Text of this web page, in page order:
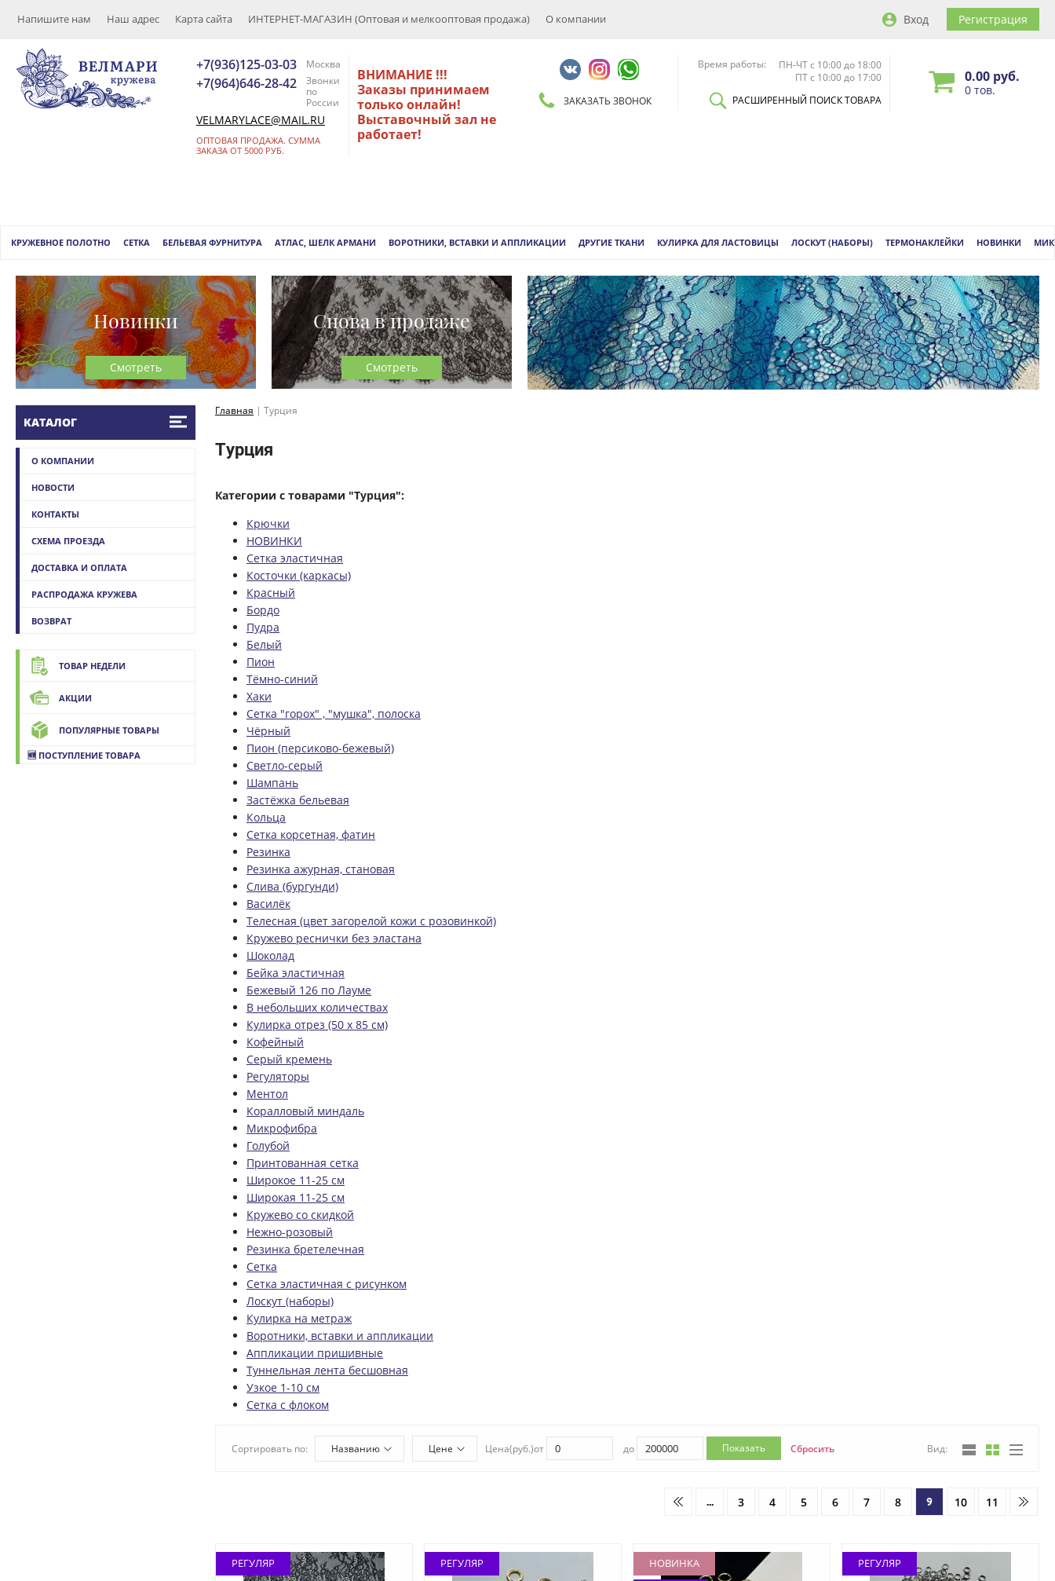
Напишите нам Наш адрес Карта сайта ИНТЕРНЕТ-МАГАЗИН (Оптовая и мелкооптовая продажа) О компании Вход Регистрация
+7(936)125-03-03 Москва
+7(964)646-28-42
Звонки
по
России
VELMARYLACE@MAIL.RU
ОПТОВАЯ ПРОДАЖА. СУММА
ЗАКАЗА ОТ 5000 РУБ.
ВНИМАНИЕ !!!
Заказы принимаем
только онлайн!
Выставочный зал не
работает!
ЗАКАЗАТЬ ЗВОНОК
Время работы:
ПН-ЧТ с 10:00 до 18:00
ПТ с 10:00 до 17:00
РАСШИРЕННЫЙ ПОИСК ТОВАРА
0.00 руб.
0 тов.
КРУЖЕВНОЕ ПОЛОТНО СЕТКА БЕЛЬЕВАЯ ФУРНИТУРА АТЛАС, ШЕЛК АРМАНИ ВОРОТНИКИ, ВСТАВКИ И АППЛИКАЦИИ ДРУГИЕ ТКАНИ КУЛИРКА ДЛЯ ЛАСТОВИЦЫ ЛОСКУТ (НАБОРЫ) ТЕРМОНАКЛЕЙКИ НОВИНКИ
Новинки
Смотреть
Снова в продаже
Смотреть
КАТАЛОГ
О КОМПАНИИ
НОВОСТИ
КОНТАКТЫ
СХЕМА ПРОЕЗДА
ДОСТАВКА И ОПЛАТА
РАСПРОДАЖА КРУЖЕВА
ВОЗВРАТ
ТОВАР НЕДЕЛИ
АКЦИИ
ПОПУЛЯРНЫЕ ТОВАРЫ
🆕 ПОСТУПЛЕНИЕ ТОВАРА
Главная | Турция
Турция
Категории с товарами "Турция":
Крючки
НОВИНКИ
Сетка эластичная
Косточки (каркасы)
Красный
Бордо
Пудра
Белый
Пион
Тёмно-синий
Хаки
Сетка "горох" , "мушка", полоска
Чёрный
Пион (персиково-бежевый)
Светло-серый
Шампань
Застёжка бельевая
Кольца
Сетка корсетная, фатин
Резинка
Резинка ажурная, становая
Слива (бургунди)
Василёк
Телесная (цвет загорелой кожи с розовинкой)
Кружево реснички без эластана
Шоколад
Бейка эластичная
Бежевый 126 по Лауме
В небольших количествах
Кулирка отрез (50 х 85 см)
Кофейный
Серый кремень
Регуляторы
Ментол
Коралловый миндаль
Микрофибра
Голубой
Принтованная сетка
Широкое 11-25 см
Широкая 11-25 см
Кружево со скидкой
Нежно-розовый
Резинка бретелечная
Сетка
Сетка эластичная с рисунком
Лоскут (наборы)
Кулирка на метраж
Воротники, вставки и аппликации
Аппликации пришивные
Туннельная лента бесшовная
Узкое 1-10 см
Сетка с флоком
Сортировать по: Названию Цене Цена(руб.)от до Показать Сбросить Вид:
... 3 4 5 6 7 8 9 10 11
РЕГУЛЯР РЕГУЛЯР
НОВИНКА
РЕГУЛЯР